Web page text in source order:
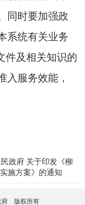
同时要加强政
系统有关业务
件及相关知识的
入服务效能，
政府 关于印发《柳
施方案》的通知
府 版权所有